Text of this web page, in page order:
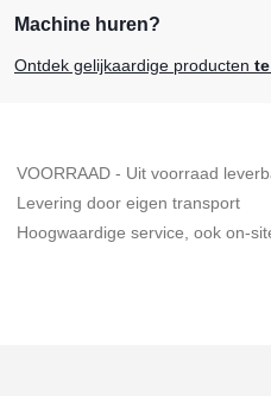
Machine huren?
Ontdek gelijkaardige producten
VOORRAAD - Uit voorraad
Levering door eigen transport
Hoogwaardige service, ook on-